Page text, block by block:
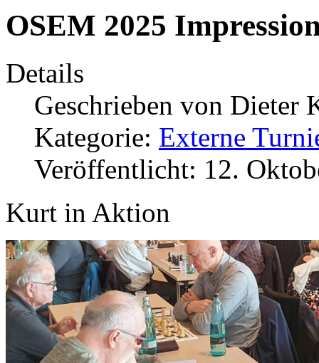
OSEM 2025
Details
Geschrieben von Dieter
Kategorie: Externe
Veröffentlicht: 12.
Kurt in Aktion